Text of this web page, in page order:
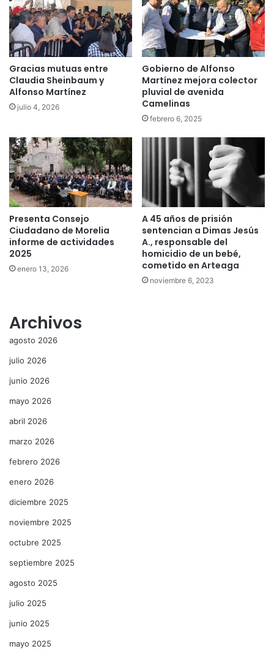
Gracias mutuas entre
Claudia Sheinbaum y
Alfonso Martínez
julio 4, 2026
Gobierno de Alfonso
Martínez mejora colector
pluvial de avenida
Camelinas
febrero 6, 2025
Presenta Consejo
Ciudadano de Morelia
informe de actividades
2025
enero 13, 2026
A 45 años de prisión
sentencian a Dimas Jesús
A., responsable del
homicidio de un bebé,
cometido en Arteaga
noviembre 6, 2023
Archivos
agosto 2026
julio 2026
junio 2026
mayo 2026
abril 2026
marzo 2026
febrero 2026
enero 2026
diciembre 2025
noviembre 2025
octubre 2025
septiembre 2025
agosto 2025
julio 2025
junio 2025
mayo 2025